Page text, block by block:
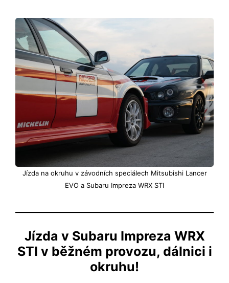
Jízda na okruhu v závodních speciálech Mitsubishi Lancer
EVO a Subaru Impreza WRX STI
Jízda v Subaru Impreza WRX
STI v běžném provozu, dálnici i
okruhu!